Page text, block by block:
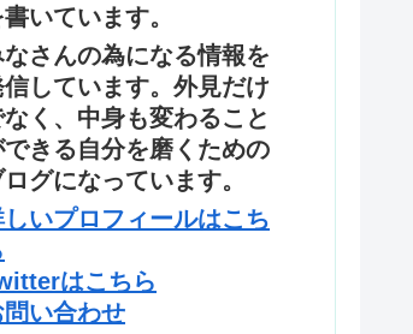
書いています。
なさんの為になる情報を
信しています。外見だけ
なく、中身も変わること
できる自分を磨くための
ログになっています。
しいプロフィールはこち
はこちら
問い合わせ